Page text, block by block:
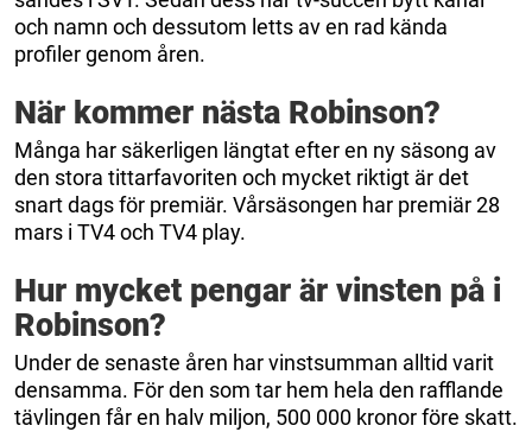
och namn och dessutom letts av en rad kända
profiler genom åren.
När kommer nästa Robinson?
Många har säkerligen längtat efter en ny säsong av
den stora tittarfavoriten och mycket riktigt är det
snart dags för premiär. Vårsäsongen har premiär 28
mars i TV4 och TV4 play.
Hur mycket pengar är vinsten på i
Robinson?
Under de senaste åren har vinstsumman alltid varit
densamma. För den som tar hem hela den rafflande
tävlingen får en halv miljon, 500 000 kronor före skatt.